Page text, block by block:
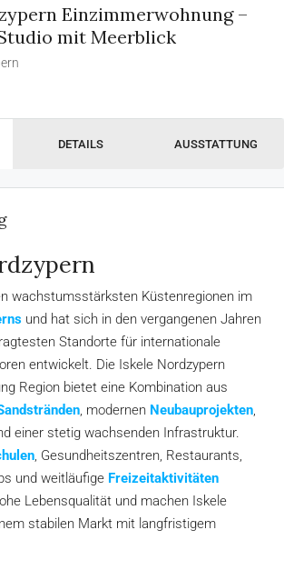
Einzimmerwohnung –
mit Meerblick
DETAILS AUSSTATTUNG
wachstumsstärksten Küstenregionen im
und hat sich in den vergangenen Jahren
Standorte für internationale
entwickelt. Die Iskele Nordzypern
Region bietet eine Kombination aus
, modernen Neubauprojekten,
einer stetig wachsenden Infrastruktur.
, Gesundheitszentren, Restaurants,
und weitläufige Freizeitaktivitäten
Lebensqualität und machen Iskele
stabilen Markt mit langfristigem